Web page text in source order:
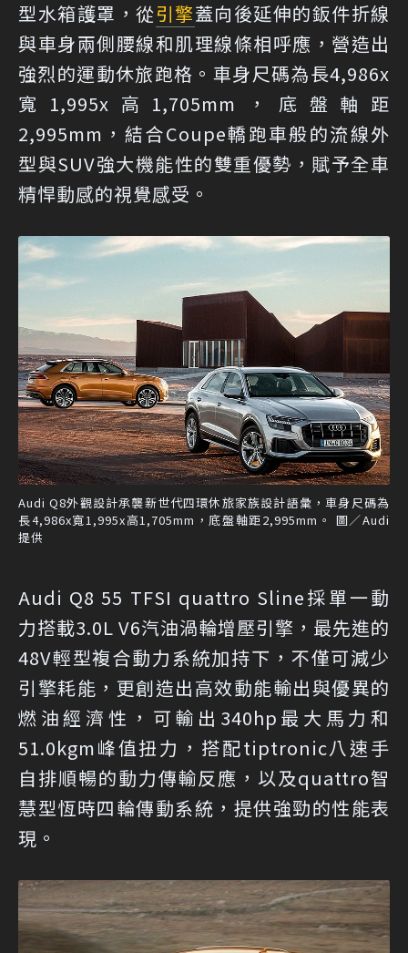
型水箱護罩，從引擎蓋向後延伸的鈑件折線
與車身兩側腰線和肌理線條相呼應，營造出
強烈的運動休旅跑格。車身尺碼為長4,986x
寬1,995x高1,705mm，底盤軸距
2,995mm，結合Coupe轎跑車般的流線外
型與SUV強大機能性的雙重優勢，賦予全車
精悍動感的視覺感受。
Audi Q8外觀設計承襲新世代四環休旅家族設計語彙，車身尺碼為
長4,986x寬1,995x高1,705mm，底盤軸距2,995mm。 圖／Audi
提供
Audi Q8 55 TFSI quattro Sline採單一動
力搭載3.0L V6汽油渦輪增壓引擎，最先進的
48V輕型複合動力系統加持下，不僅可減少
引擎耗能，更創造出高效動能輸出與優異的
燃油經濟性，可輸出340hp最大馬力和
51.0kgm峰值扭力，搭配tiptronic八速手
自排順暢的動力傳輸反應，以及quattro智
慧型恆時四輪傳動系統，提供強勁的性能表
現。